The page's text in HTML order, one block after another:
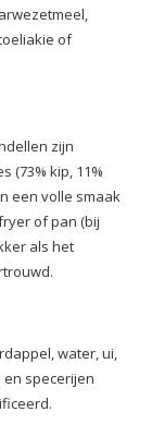
of
zijn
(73% kip, 11%
een volle smaak
of pan (bij
als het
water, ui,
specerijen